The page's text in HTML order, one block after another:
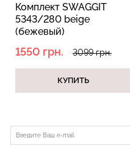
Комплект SWAGGIT
5343/280 beige
(бежевый)
1550 грн. 3099 грн.
КУПИТЬ